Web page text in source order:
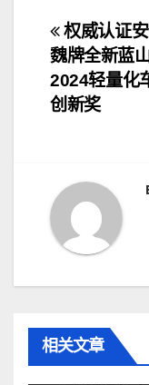
文
章
导
权威认证安
魏牌全新蓝
2024轻量化
创新奖
相关文章